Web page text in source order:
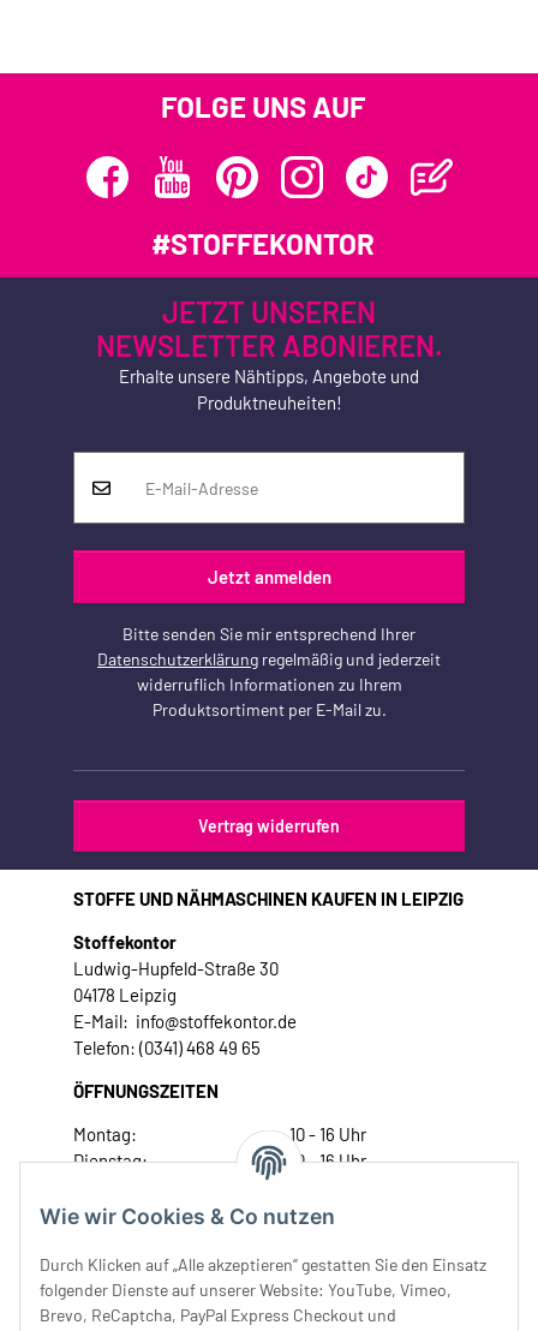
Wie wir Cookies & Co nutzen
Durch Klicken auf „Alle akzeptieren“ gestatten Sie den Einsatz
folgender Dienste auf unserer Website: YouTube, Vimeo,
Brevo, ReCaptcha, PayPal Express Checkout und
FOLGE UNS AUF
#STOFFEKONTOR
JETZT UNSEREN
NEWSLETTER ABONIEREN.
Erhalte unsere Nähtipps, Angebote und
Produktneuheiten!
Jetzt anmelden
Bitte senden Sie mir entsprechend Ihrer
Datenschutzerklärung regelmäßig und jederzeit
widerruflich Informationen zu Ihrem
Produktsortiment per E-Mail zu.
Vertrag widerrufen
STOFFE UND NÄHMASCHINEN KAUFEN IN LEIPZIG
Stoffekontor
Ludwig-Hupfeld-Straße 30
04178 Leipzig
E-Mail: info@stoffekontor.de
Telefon: (0341) 468 49 65
ÖFFNUNGSZEITEN
Montag:
10 - 16 Uhr
Dienstag:
10 - 16 Uhr
Donnerstag:
10 - 18 Uhr
Samstag:
10 - 14 Uhr
Unser Service